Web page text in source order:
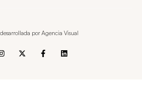
por Agencia Visual